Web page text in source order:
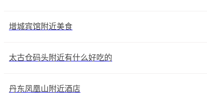
增城宾馆附近美食
太古仓码头附近有什么好吃的
丹东凤凰山附近酒店